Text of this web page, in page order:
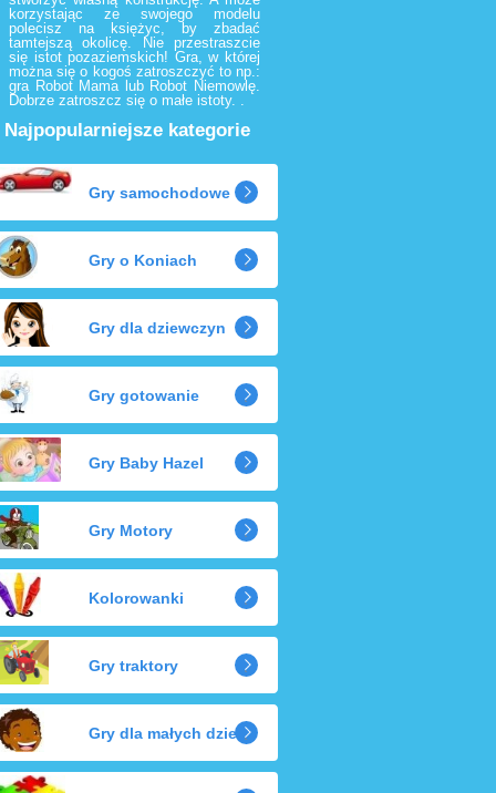
korzystając ze swojego modelu
polecisz na księżyc, by zbadać
tamtejszą okolicę. Nie przestraszcie
się istot pozaziemskich! Gra, w której
można się o kogoś zatroszczyć to np.:
gra Robot Mama lub Robot Niemowlę.
Dobrze zatroszcz się o małe istoty. .
Najpopularniejsze kategorie
Gry samochodowe
Gry o Koniach
Gry dla dziewczyn
Gry gotowanie
Gry Baby Hazel
Gry Motory
Kolorowanki
Gry traktory
Gry dla małych dzieci